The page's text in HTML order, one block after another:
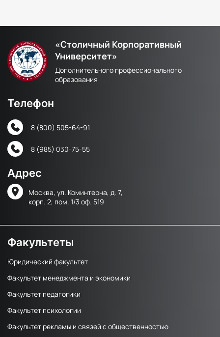
«Столичный Корпоративный
Университет»
Дополнительного профессионального
образования
Телефон
8 (800) 505-64-91
8 (985) 030-75-55
Адрес
Москва, ул. Коминтерна, д. 7,
корп. 2, пом. 1/3 оф. 519
Факультеты
Юридический факультет
Факультет менеджмента и экономики
Факультет педагогики
Факультет психологии
Факультет рекламы и связей с общественностью